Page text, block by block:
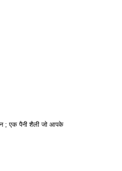
; एक पैनी शैली जो आपके